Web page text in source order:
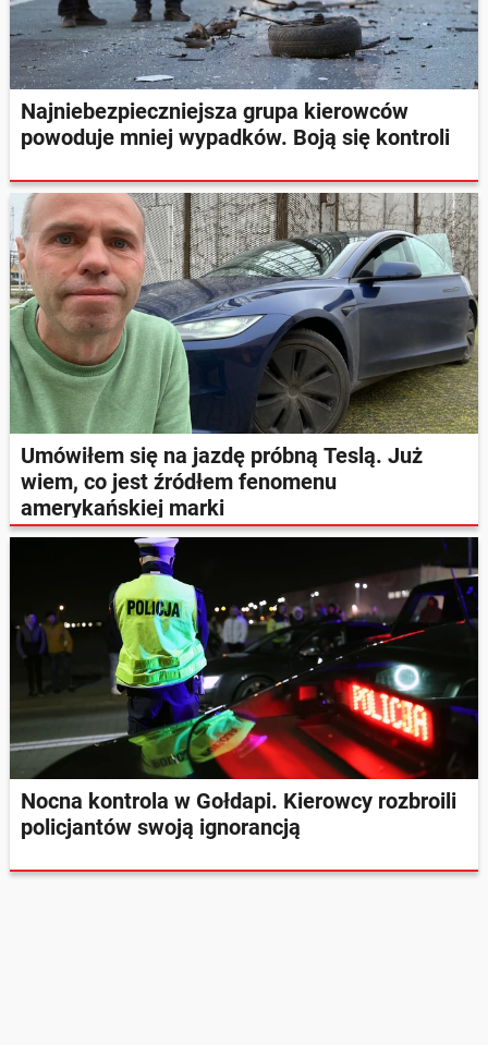
Najniebezpieczniejsza grupa kierowców
powoduje mniej wypadków. Boją się kontroli
Umówiłem się na jazdę próbną Teslą. Już
wiem, co jest źródłem fenomenu
amerykańskiej marki
Nocna kontrola w Gołdapi. Kierowcy rozbroili
policjantów swoją ignorancją